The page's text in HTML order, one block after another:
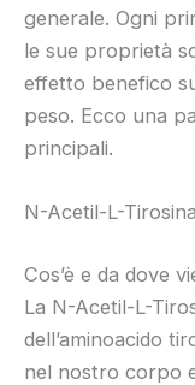
generale. Ogni
le sue proprietà
effetto benefico
peso. Ecco una
principali.
N-Acetil-L-Tirosina
Cos’è e da dove
La N-Acetil-L-
dell’aminoacido
nel nostro corpo